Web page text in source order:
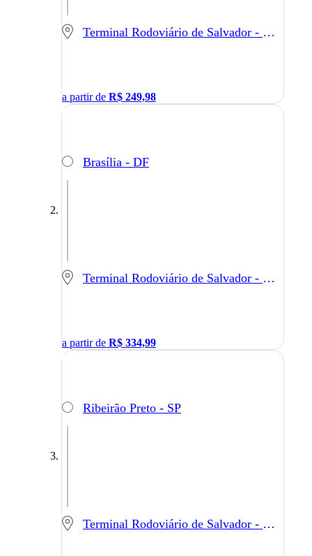
Terminal Rodoviário de Salvador - Salvador - BA
a partir de R$ 249,98
Brasília - DF
Terminal Rodoviário de Salvador - Salvador - BA
a partir de R$ 334,99
Ribeirão Preto - SP
Terminal Rodoviário de Salvador - Salvador - BA